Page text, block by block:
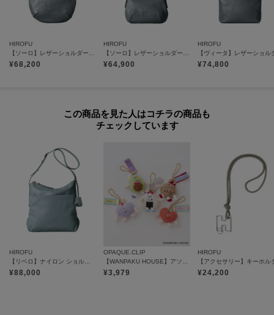
みのあるフォルムが特徴。
優しいフォルムを好む方にお持ちいただきたいデイリーユースなグループで
【気になるアイテムは『お気に入り登録』がおすすめです】
お気に入りアイテムが、在庫残りわずか・再入荷などキャンペーン対象にな
※商品ご購入時にお渡しするお買上げ証明書にお取り扱い上のご注意とお手
入れについての表示がございますのでよくお読みください。
※照明の関係により、実際よりも色味が違って見える場合があります。ま
た、パソコン・スマートフォンなどの環境により、若干製品と画像のカラー
が異なる場合もございます。
HIROFU
¥68,200
HIROFU
¥64,900
HIROFU
¥74,800
この商品を見た人はコチラの商品も
チェックしています
HIROFU
【リベロ】ナイロン ショルダーバッグ M（商品番号：P25-39508）
¥88,000
OPAQUE.CLIP
【WANPAKU HOUSE】アソートパペットチャーム
¥3,979
HIROFU
¥24,200